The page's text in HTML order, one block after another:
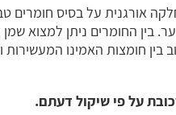
אורגנית על בסיס חומרים
בין חומצות האמינו
על פי שיקול דעתם.